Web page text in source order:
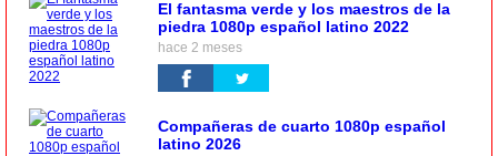
El fantasma verde y los maestros de la
piedra 1080p español latino 2022
hace 2 meses
Compañeras de cuarto 1080p español
latino 2026